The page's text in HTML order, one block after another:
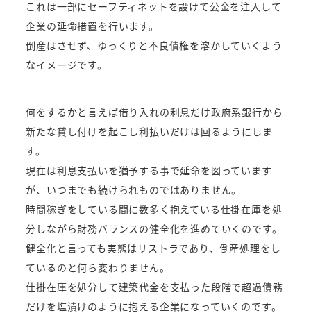
これは一部にセーフティネットを設けて公金を注入して
企業の延命措置を行います。
倒産はさせず、ゆっくりと不良債権を溶かしていくよう
なイメージです。
何をするかと言えば借り入れの利息だけ政府系銀行から
新たな貸し付けを起こし利払いだけは回るようにしま
す。
現在は利息支払いを猶予する事で延命を図っています
が、いつまでも続けられものではありません。
時間稼ぎをしている間に数多く抱えている仕掛在庫を処
分しながら財務バランスの健全化を進めていくのです。
健全化と言っても実態はリストラであり、倒産処理をし
ているのと何ら変わりません。
仕掛在庫を処分して建築代金を支払った段階で超過債務
だけを塩漬けのように抱える企業になっていくのです。